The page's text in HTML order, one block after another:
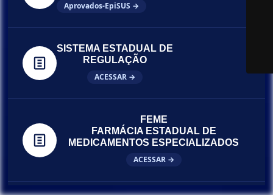
Aprovados-EpiSUS →
SISTEMA ESTADUAL DE
REGULAÇÃO
ACESSAR →
FEME
FARMÁCIA ESTADUAL DE
MEDICAMENTOS ESPECIALIZADOS
ACESSAR →